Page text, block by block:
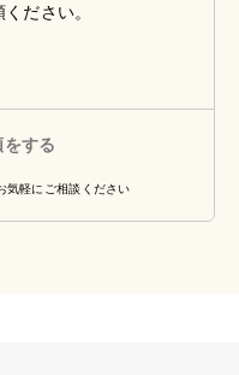
ださい。
する
気軽にご相談ください